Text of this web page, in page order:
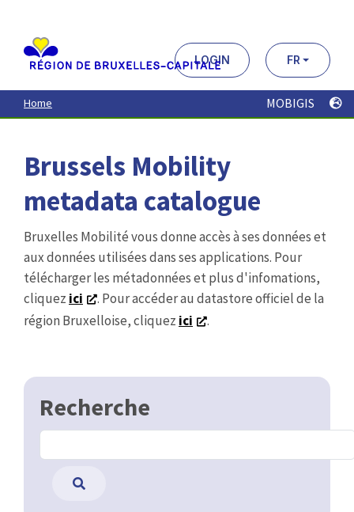
contenu
principal
LOGIN FR
Home MOBIGIS
Brussels Mobility
metadata catalogue
Bruxelles Mobilité vous donne accès à ses données et
aux données utilisées dans ses applications. Pour
télécharger les métadonnées et plus d'infomations,
cliquez ici
. Pour accéder au datastore officiel de la
région Bruxelloise, cliquez ici .
Recherche